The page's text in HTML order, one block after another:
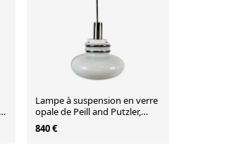
Lampe à suspension en verre
opale de Peill and Putzler,
vers 1970
840 €